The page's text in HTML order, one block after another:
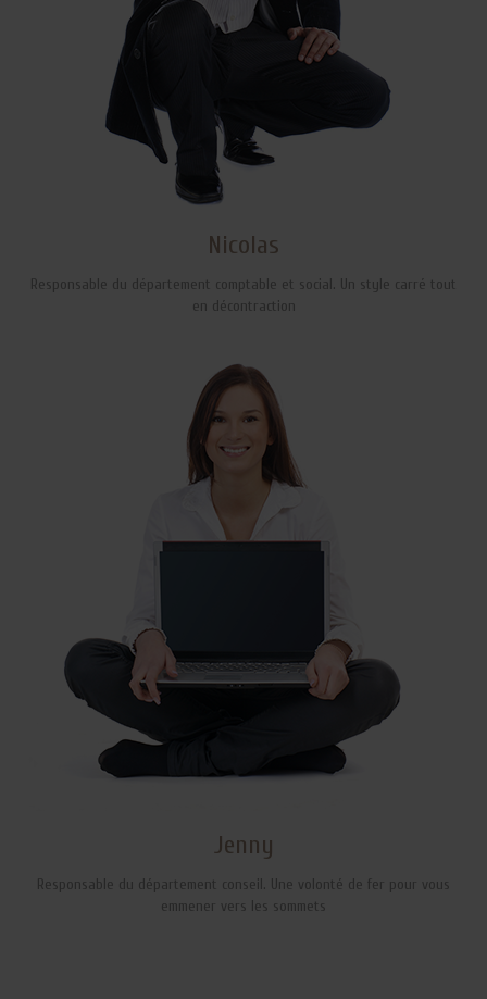
Nicolas
Responsable du département comptable et social. Un style carré tout
en décontraction
Jenny
Responsable du département conseil. Une volonté de fer pour vous
emmener vers les sommets